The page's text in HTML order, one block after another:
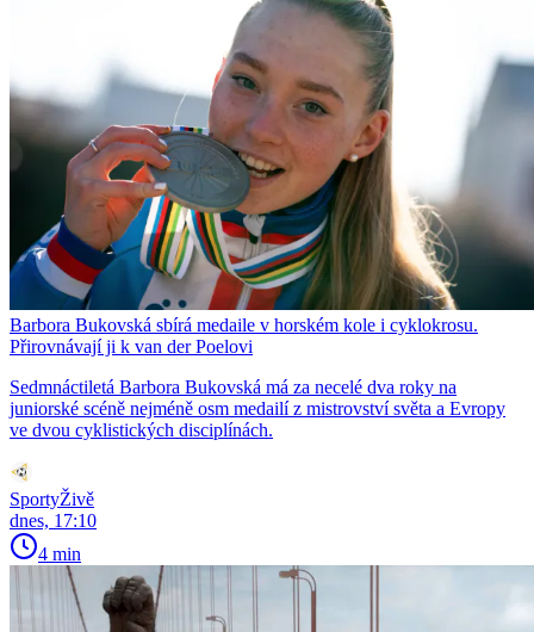
Barbora Bukovská sbírá medaile v horském kole i cyklokrosu.
Přirovnávají ji k van der Poelovi
Sedmnáctiletá Barbora Bukovská má za necelé dva roky na
juniorské scéně nejméně osm medailí z mistrovství světa a Evropy
ve dvou cyklistických disciplínách.
SportyŽivě
dnes, 17:10
4 min